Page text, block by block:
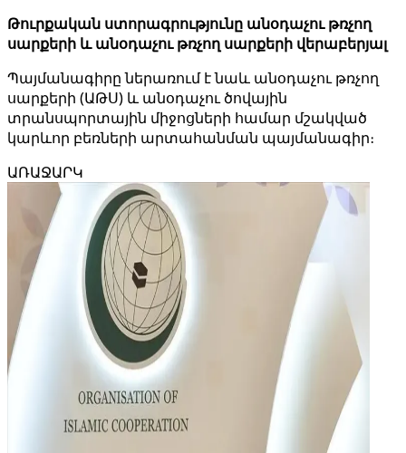
Թուրքական ստորագրությունը անօդաչու թռչող
սարքերի և անօդաչու թռչող սարքերի վերաբերյալ
Պայմանագիրը ներառում է նաև անօդաչու թռչող
սարքերի (ԱԹՍ) և անօդաչու ծովային
տրանսպորտային միջոցների համար մշակված
կարևոր բեռների արտահանման պայմանագիր։
ԱՌԱՋԱՐԿ